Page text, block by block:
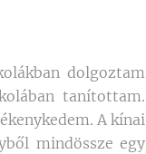
dolgoztam
tanítottam.
A kínai
mindössze egy